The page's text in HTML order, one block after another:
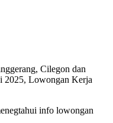
Cilegon dan
2025, Lowongan Kerja
info lowongan